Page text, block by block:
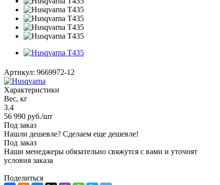
Артикул: 9669972-12
Характеристики
Вес, кг
3.4
56 990 руб./шт
Под заказ
Нашли дешевле? Сделаем еще дешевле!
Под заказ
Наши менеджеры обязательно свяжутся с вами и уточнят
условия заказа
Поделиться